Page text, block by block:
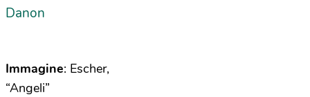
Danon
Immagine: Escher,
“Angeli”